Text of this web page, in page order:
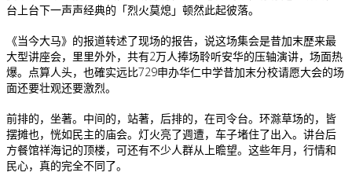
台上台下一声声经典的「烈火莫熄」顿然此起彼落。
《当今大马》的报道转述了现场的报告，说这场集会是昔加末歷来最
大型讲座会，里里外外，共有2万人捧场聆听安华的压轴演讲，场面热
爆。点算人头，也確实远比729申办华仁中学昔加末分校请愿大会的场
面还要壮观还要激烈。
前排的，坐著。中间的，站著，后排的，在司令台。环滁草场的，皆
摆摊也，恍如民主的庙会。灯火亮了週遭，车子堵住了出入。讲台后
方餐馆祥海记的顶楼，可还有不少人群从上瞻望。这些年月，行情和
民心，真的完全不同了。